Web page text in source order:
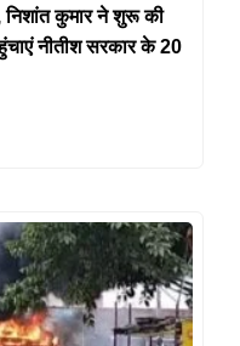
कुमार ने शुरू की
नीतीश सरकार के 20